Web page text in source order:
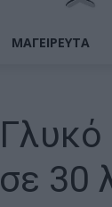
ΜΑΓΕΙΡΕΥΤΑ
σε 30